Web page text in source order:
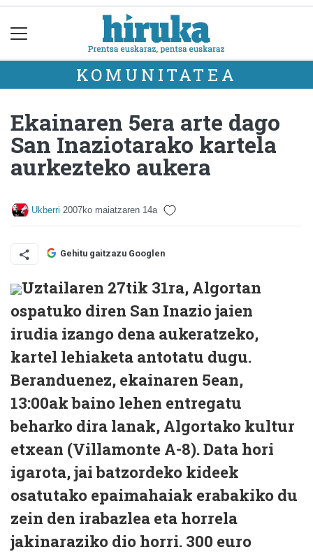
KOMUNITATEA
Ekainaren 5era arte dago
San Inaziotarako kartela
aurkezteko aukera
Ukberri 2007ko maiatzaren 14a
Gehitu gaitzazu Googlen
Uztailaren 27tik 31ra, Algortan
ospatuko diren San Inazio jaien
irudia izango dena aukeratzeko,
kartel lehiaketa antotatu dugu.
Beranduenez, ekainaren 5ean,
13:00ak baino lehen entregatu
beharko dira lanak, Algortako kultur
etxean (Villamonte A-8). Data hori
igarota, jai batzordeko kideek
osatutako epaimahaiak erabakiko du
zein den irabazlea eta horrela
jakinaraziko dio horri. 300 euro